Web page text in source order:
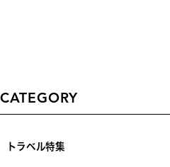
CATEGORY
トラベル特集